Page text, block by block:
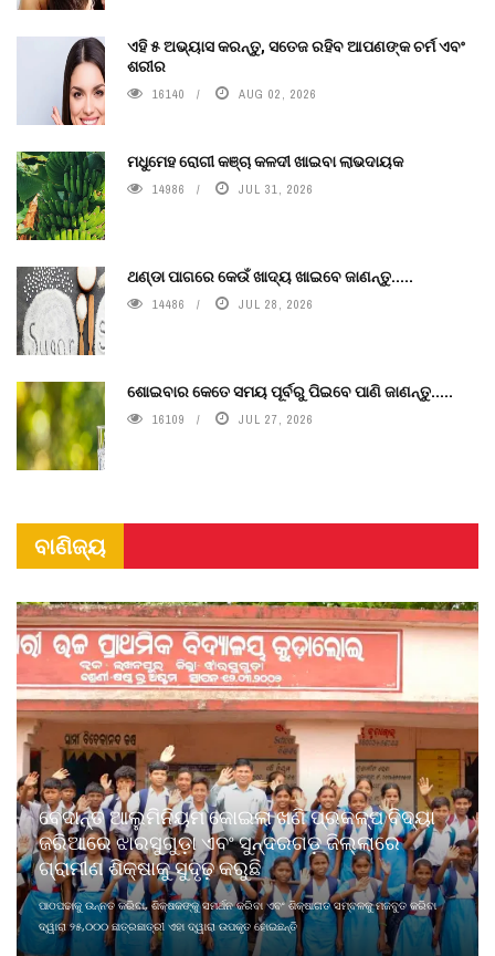
ଏହି ୫ ଅଭ୍ୟାସ କରନ୍ତୁ, ସତେଜ ରହିବ ଆପଣଙ୍କ ଚର୍ମ ଏବଂ
ଶରୀର
16140 AUG 02, 2026
ମଧୁମେହ ରୋଗୀ କଞ୍ଚା କଳଦୀ ଖାଇବା ଲାଭଦାୟକ
14986 JUL 31, 2026
ଥଣ୍ଡା ପାଗରେ କେଉଁ ଖାଦ୍ୟ ଖାଇବେ ଜାଣନ୍ତୁ.....
14486 JUL 28, 2026
ଶୋଇବାର କେତେ ସମୟ ପୂର୍ବରୁ ପିଇବେ ପାଣି ଜାଣନ୍ତୁ.....
16109 JUL 27, 2026
ବାଣିଜ୍ୟ
ବେଦାନ୍ତ ଆଲୁମିନିୟମ କୋଇଲା ଖଣି ପ୍ରକଳ୍ପ ବିଦ୍ୟା
ଜରିଆରେ ଝାରସୁଗୁଡ଼ା ଏବଂ ସୁନ୍ଦରଗଡ଼ ଜିଲ୍ଲାରେ
ଗ୍ରାମୀଣ ଶିକ୍ଷାକୁ ସୁଦୃଢ଼ କରୁଛି
ପାଠପଢାକୁ ଉନ୍ନତ କରିବା, ଶିକ୍ଷକଙ୍କୁ ସମର୍ଥନ କରିବା ଏବଂ ଶିକ୍ଷାଗତ ସମ୍ବଳକୁ ମଜବୁତ କରିବା
ଦ୍ୱାରା ୨୫,୦୦୦ ଛାତ୍ରଛାତ୍ରୀ ଏହା ଦ୍ୱାରା ଉପକୃତ ହୋଇଛନ୍ତି